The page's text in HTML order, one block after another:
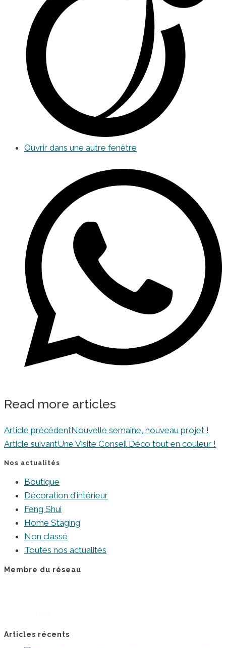
Ouvrir dans une autre fenêtre
Read more articles
Article précédentNouvelle semaine, nouveau projet !
Article suivantUne Visite Conseil Déco tout en couleur !
Nos actualités
Boutique
Décoration d'intérieur
Feng Shui
Home Staging
Non classé
Toutes nos actualités
Membre du réseau
Articles récents